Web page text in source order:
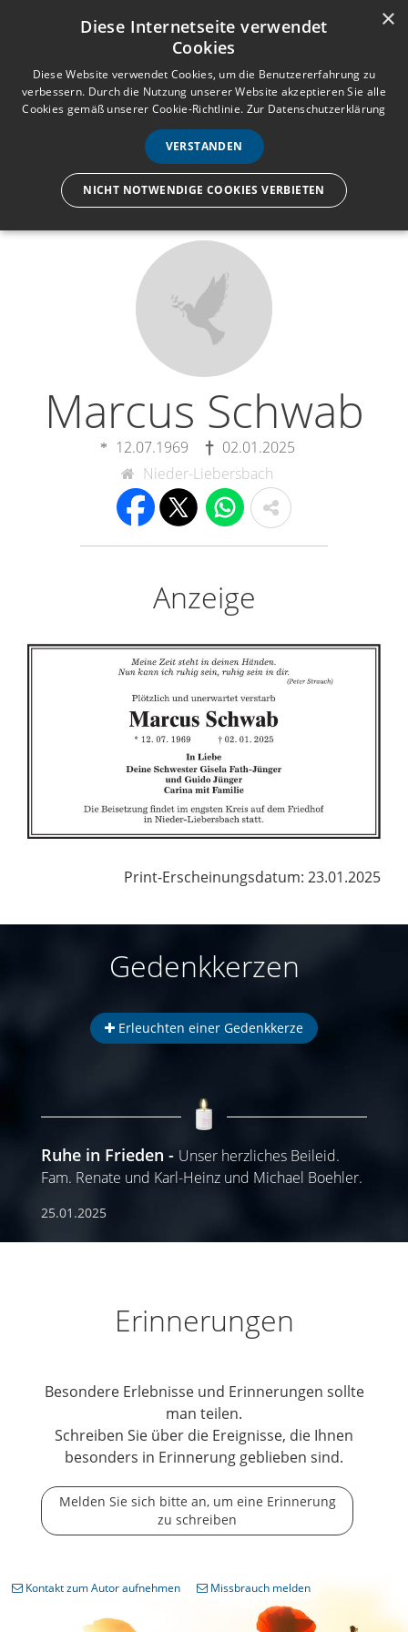
Anmelden Registrieren
e
n
ü
Wir lassen nur die Hand los,
Marcus Schwab
12.07.1969
02.01.2025
Nieder-Liebersbach
Anzeige
Print-Erscheinungsdatum: 23.01.2025
Gedenkkerzen
Erleuchten einer Gedenkkerze
Ruhe in Frieden
Unser herzliches Beileid.
Fam. Renate und Karl-Heinz und Michael Boehler.
25.01.2025
Erinnerungen
Besondere Erlebnisse und Erinnerungen sollte
man teilen.
Schreiben Sie über die Ereignisse, die Ihnen
besonders in Erinnerung geblieben sind.
Melden Sie sich bitte an, um eine Erinnerung
zu schreiben
Kontakt zum Autor aufnehmen Missbrauch melden
×
Diese Internetseite verwendet
Cookies
Diese Website verwendet Cookies, um die Benutzererfahrung zu
verbessern. Durch die Nutzung unserer Website akzeptieren Sie alle
Cookies gemäß unserer Cookie-Richtlinie. Zur Datenschutzerklärung
VERSTANDEN
NICHT NOTWENDIGE COOKIES VERBIETEN